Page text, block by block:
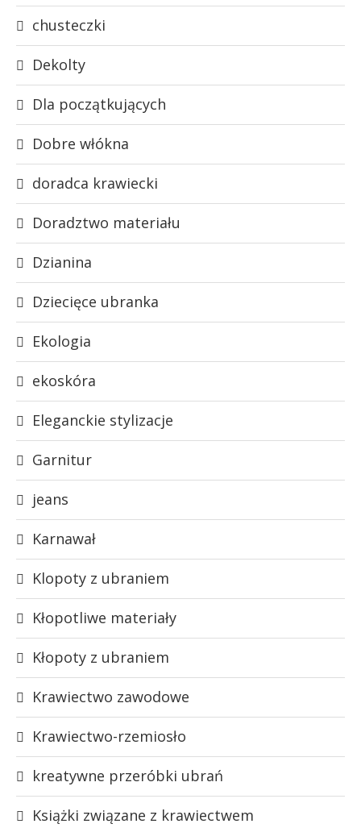
chusteczki
Dekolty
Dla początkujących
Dobre włókna
doradca krawiecki
Doradztwo materiału
Dzianina
Dziecięce ubranka
Ekologia
ekoskóra
Eleganckie stylizacje
Garnitur
jeans
Karnawał
Klopoty z ubraniem
Kłopotliwe materiały
Kłopoty z ubraniem
Krawiectwo zawodowe
Krawiectwo-rzemiosło
kreatywne przeróbki ubrań
Książki związane z krawiectwem